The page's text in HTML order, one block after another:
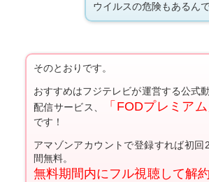
ウイルスの危険もあるん
そのとおりです。
おすすめはフジテレビが運営する公式
配信サービス、
「FODプレミアム
です！
アマゾンアカウントで登録すれば初回
間無料。
無料期間内にフル視聴して解約